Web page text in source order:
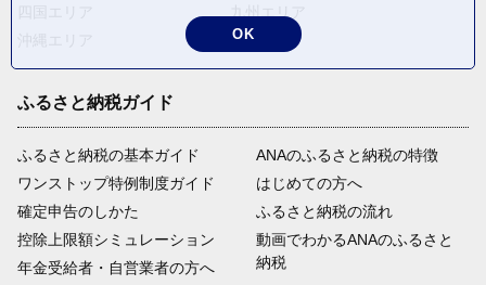
ふるさと納税ガイド
ふるさと納税の基本ガイド
ワンストップ特例制度ガイド
確定申告のしかた
控除上限額シミュレーション
年金受給者・自営業者の方へ
ANAのふるさと納税の特徴
はじめての方へ
ふるさと納税の流れ
動画でわかるANAのふるさと
納税
OK